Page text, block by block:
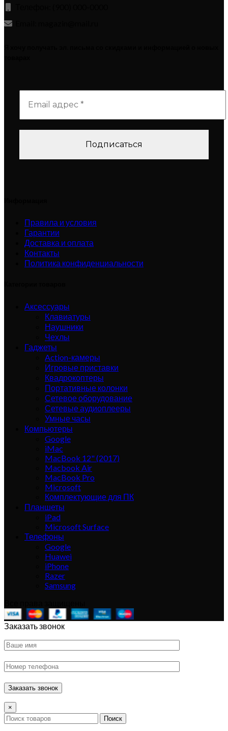
Правила и условия
Гарантии
Доставка и оплата
Контакты
Политика конфиденциальности
Аксессуары
Клавиатуры
Наушники
Чехлы
Гаджеты
Action-камеры
Игровые приставки
Квадрокоптеры
Портативные колонки
Сетевое оборудование
Сетевые аудиоплееры
Умные часы
Компьютеры
Google
iMac
MacBook 12" (2017)
Macbook Air
MacBook Pro
Microsoft
Комплектующие для ПК
Планшеты
iPad
Microsoft Surface
Телефоны
Google
Huawei
iPhone
Razer
Samsung
Заказать звонок
×
Поиск